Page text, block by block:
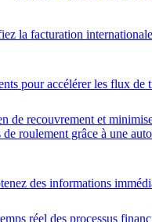
la facturation
pour accélérer les flux de
de recouvrement et
roulement grâce à une
des informations
réel des processus